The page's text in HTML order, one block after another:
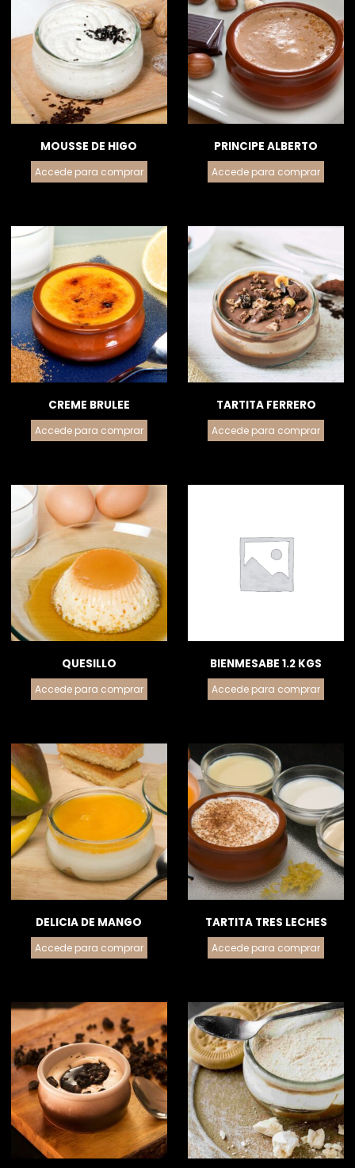
MOUSSE DE HIGO
Accede para comprar
PRINCIPE ALBERTO
Accede para comprar
CREME BRULEE
Accede para comprar
TARTITA FERRERO
Accede para comprar
QUESILLO
Accede para comprar
BIENMESABE 1.2 KGS
Accede para comprar
DELICIA DE MANGO
Accede para comprar
TARTITA TRES LECHES
Accede para comprar